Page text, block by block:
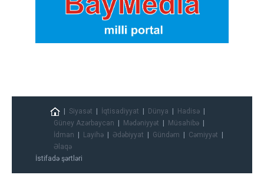
Siyasət İqtisadiyyat Dünya
Hadisə
Güney Azərbaycan
Mədəniyyət
Müsahibə
İdman
Layihə Ədəbiyyat Gündəm
Cəmiyyət
Əlaqə
İstifadə şərtləri